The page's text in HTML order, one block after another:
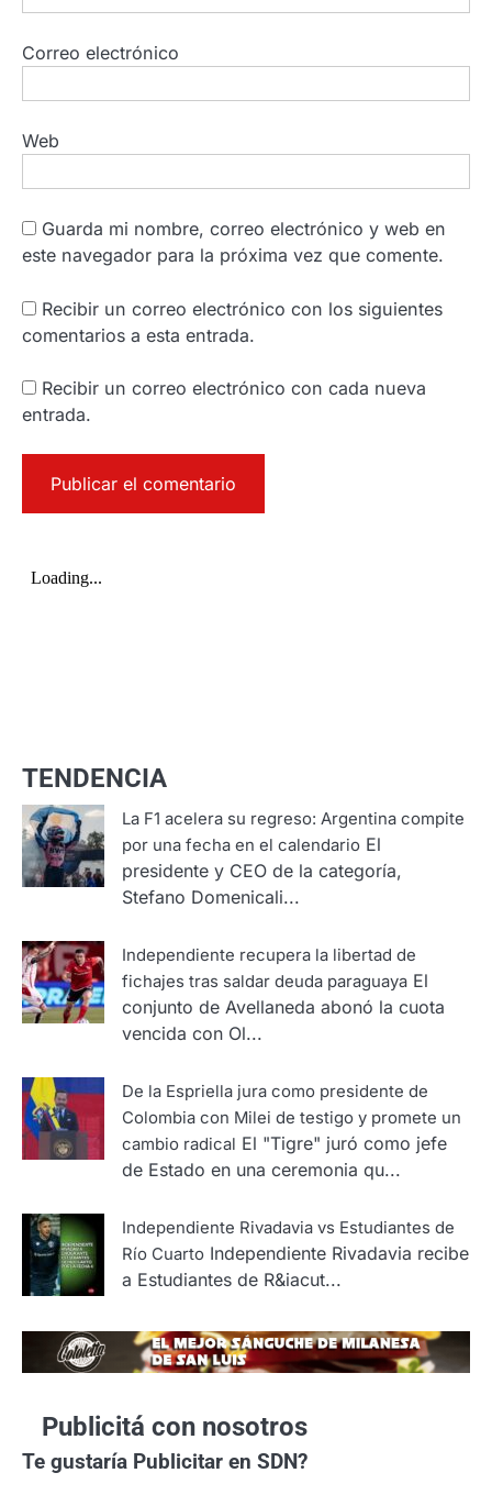
Correo electrónico
Web
Guarda mi nombre, correo electrónico y web en
este navegador para la próxima vez que comente.
Recibir un correo electrónico con los siguientes
comentarios a esta entrada.
Recibir un correo electrónico con cada nueva
entrada.
TENDENCIA
La F1 acelera su regreso: Argentina compite
por una fecha en el calendario El
presidente y CEO de la categoría,
Stefano Domenicali...
Independiente recupera la libertad de
fichajes tras saldar deuda paraguaya El
conjunto de Avellaneda abonó la cuota
vencida con Ol...
De la Espriella jura como presidente de
Colombia con Milei de testigo y promete un
cambio radical El "Tigre" juró como jefe
de Estado en una ceremonia qu...
Independiente Rivadavia vs Estudiantes de
Río Cuarto Independiente Rivadavia recibe
a Estudiantes de R&iacut...
Publicitá con nosotros
Te gustaría Publicitar en SDN?